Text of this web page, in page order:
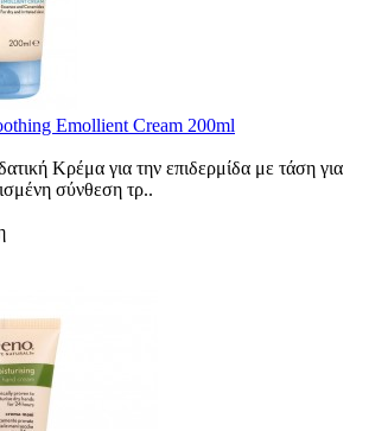
Emollient Cream 200ml
Κρέμα για την επιδερμίδα με τάση για
σύνθεση τρ..